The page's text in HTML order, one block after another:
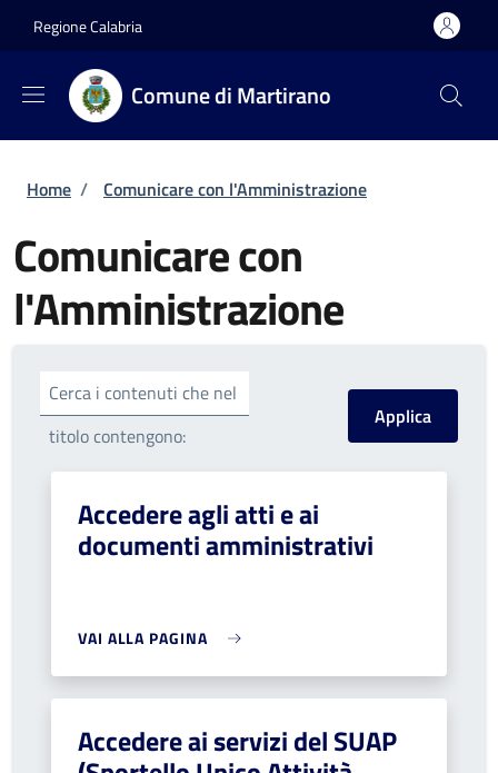
Regione Calabria
Comune di Martirano
Briciole di pane
Home / Comunicare con l'Amministrazione
Comunicare con
l'Amministrazione
Cerca i contenuti che nel
titolo contengono:
Accedere agli atti e ai
documenti amministrativi
VAI ALLA PAGINA
Accedere ai servizi del SUAP